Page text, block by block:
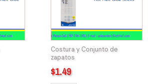
Costura y Conjunto de
zapatos
$1.49
(10/Box)
BAZIC
Dual
Temp.
Full
Size
Hot